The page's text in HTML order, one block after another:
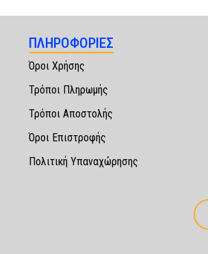
ΠΛΗΡΟΦΟΡΙΕΣ
Όροι Χρήσης
Τρόποι Πληρωμής
Τρόποι Αποστολής
Όροι Επιστροφής
Πολιτική Υπαναχώρησης